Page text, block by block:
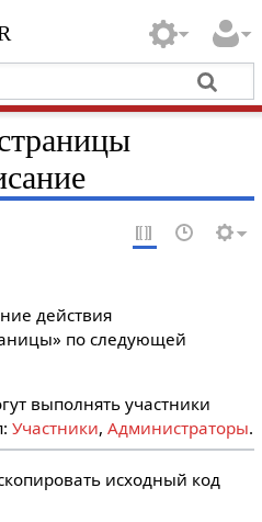
действия
по следующей
выполнять участники
Участники, Администраторы.
исходный код